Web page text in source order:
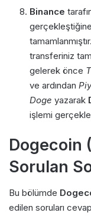
Binance
gerçekleştiğine
transferiniz
gelerek önce
ve ardından
Doge yazarak
işlemi
Dogecoin
Sorulan
Bu bölümde
edilen soruları